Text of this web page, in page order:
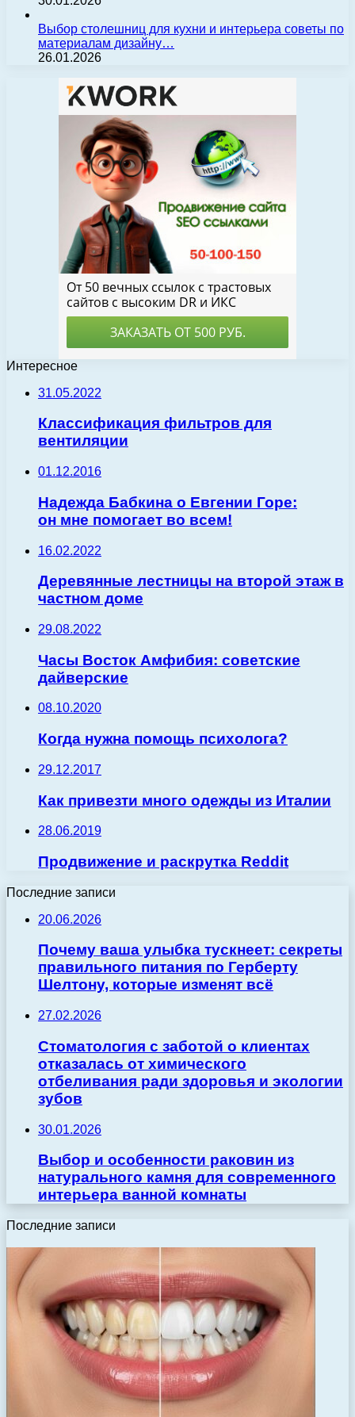
Выбор столешниц для кухни и интерьера советы по
материалам дизайну…
26.01.2026
Интересное
31.05.2022
Классификация фильтров для
вентиляции
01.12.2016
Надежда Бабкина о Евгении Горе:
он мне помогает во всем!
16.02.2022
Деревянные лестницы на второй этаж в
частном доме
29.08.2022
Часы Восток Амфибия: советские
дайверские
08.10.2020
Когда нужна помощь психолога?
29.12.2017
Как привезти много одежды из Италии
28.06.2019
Продвижение и раскрутка Reddit
Последние записи
20.06.2026
Почему ваша улыбка тускнеет: секреты
правильного питания по Герберту
Шелтону, которые изменят всё
27.02.2026
Стоматология с заботой о клиентах
отказалась от химического
отбеливания ради здоровья и экологии
зубов
30.01.2026
Выбор и особенности раковин из
натурального камня для современного
интерьера ванной комнаты
Последние записи